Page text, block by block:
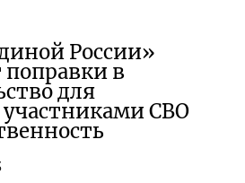
России»
в
для
СВО